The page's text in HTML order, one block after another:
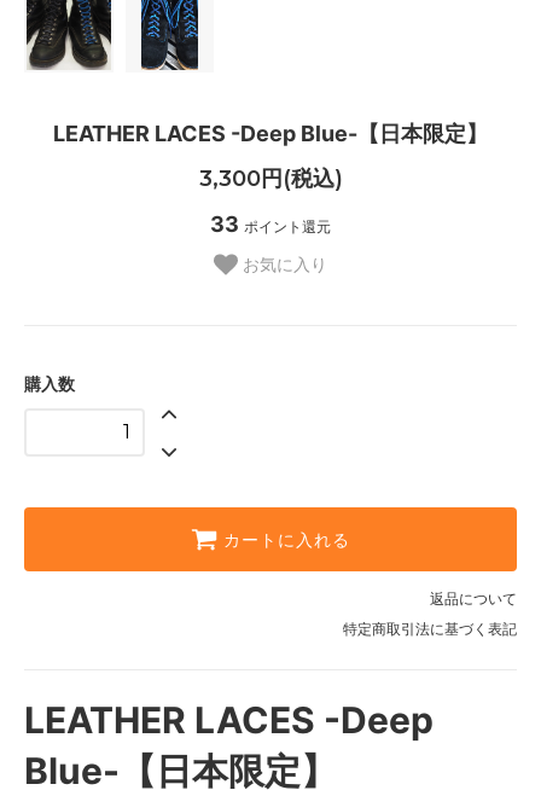
LEATHER LACES -Deep Blue-【日本限定】
3,300円(税込)
33 ポイント還元
お気に入り
購入数
カートに入れる
返品について
特定商取引法に基づく表記
LEATHER LACES -Deep
Blue-【日本限定】